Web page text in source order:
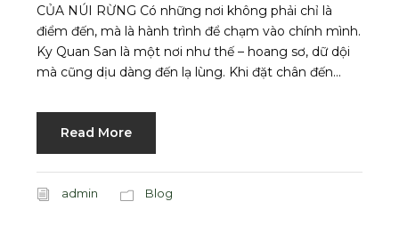
CỦA NÚI RỪNG Có những nơi không phải chỉ là
điểm đến, mà là hành trình để chạm vào chính mình.
Ky Quan San là một nơi như thế – hoang sơ, dữ dội
mà cũng dịu dàng đến lạ lùng. Khi đặt chân đến...
Read More
admin Blog